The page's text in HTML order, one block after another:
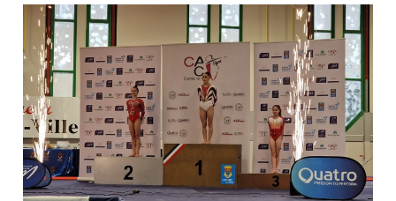
Zweimal Edelmetall für Lia Schumacher